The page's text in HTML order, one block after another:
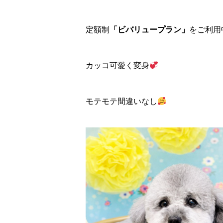
定額制 「ビバリュープラン」 をご利用
カッコ可愛く変身
モテモテ間違いなし